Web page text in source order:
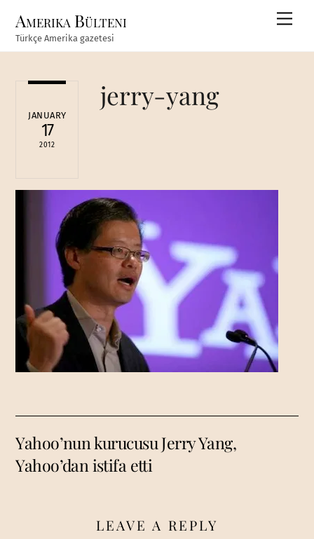
content
Amerika Bülteni
Türkçe Amerika gazetesi
JANUARY
17
2012
jerry-yang
Yahoo’nun kurucusu Jerry Yang,
Yahoo’dan istifa etti
LEAVE A REPLY